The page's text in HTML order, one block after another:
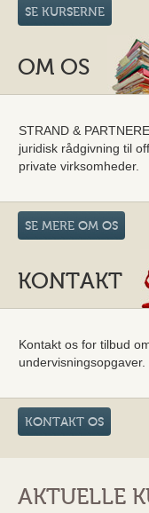
SE KURSERNE
OM OS
STRAND &
juridisk rådgivning til
private virksomheder.
SE MERE OM OS
KONTAKT
Kontakt os for tilbud
undervisningsopgaver.
KONTAKT OS
AKTUELLE